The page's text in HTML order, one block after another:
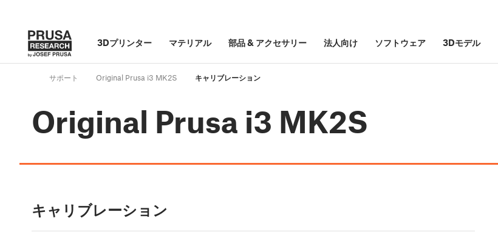
3Dプリンター マテリアル 部品& アクセサリー 法人向け ソフトウェア 3Dモデル
サポート Original Prusa i3 MK2S キャリブレーション
Original Prusa i3 MK2S
キャリブレーション